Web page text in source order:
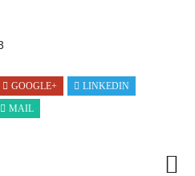
GOOGLE+
LINKEDIN
MAIL